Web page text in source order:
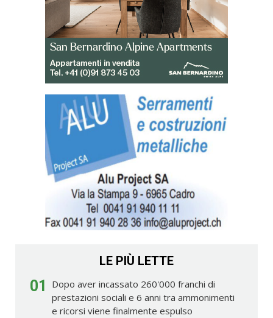
LE PIÙ LETTE
01
Dopo aver incassato 260'000 franchi di
prestazioni sociali e 6 anni tra ammonimenti
e ricorsi viene finalmente espulso